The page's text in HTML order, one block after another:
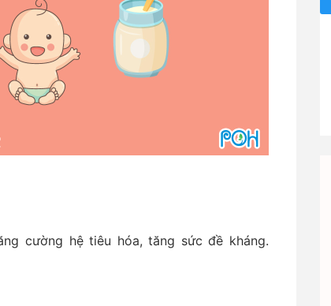
cường hệ tiêu hóa, tăng sức đề kháng.